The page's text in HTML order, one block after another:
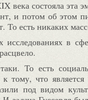
века состояла эта
и потом об этом
То есть никаких
в
То есть
тому, что
под видом